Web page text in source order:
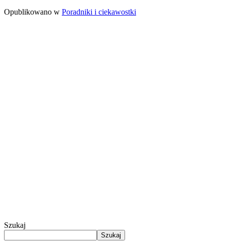
Opublikowano w Poradniki i ciekawostki
Szukaj
Szukaj